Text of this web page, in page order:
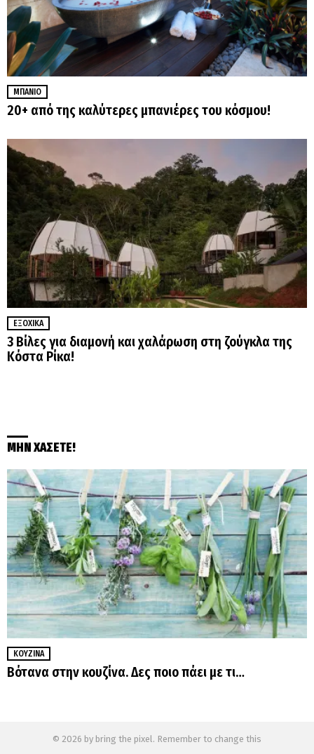
ΜΠΆΝΙΟ
20+ από της καλύτερες μπανιέρες του κόσμου!
ΕΞΟΧΙΚΆ
3 Βίλες για διαμονή και χαλάρωση στη ζούγκλα της
Κόστα Ρίκα!
ΜΗΝ ΧΑΣΕΤΕ!
ΚΟΥΖΊΝΑ
Βότανα στην κουζίνα. Δες ποιο πάει με τι…
© 2026 by bring the pixel. Remember to change this